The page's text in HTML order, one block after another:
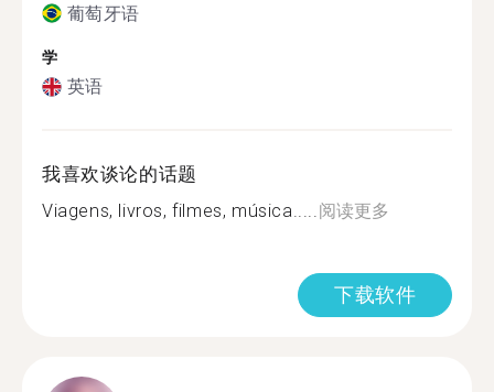
葡萄牙语
学
英语
我喜欢谈论的话题
Viagens, livros, filmes, música.....阅读更多
下载软件